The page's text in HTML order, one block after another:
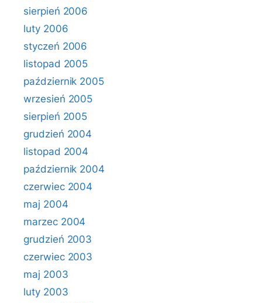
sierpień 2006
luty 2006
styczeń 2006
listopad 2005
październik 2005
wrzesień 2005
sierpień 2005
grudzień 2004
listopad 2004
październik 2004
czerwiec 2004
maj 2004
marzec 2004
grudzień 2003
czerwiec 2003
maj 2003
luty 2003